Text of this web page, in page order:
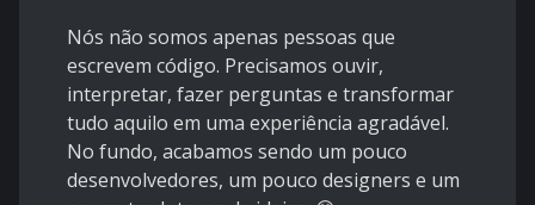
Nós não somos apenas pessoas que
escrevem código. Precisamos ouvir,
interpretar, fazer perguntas e transformar
tudo aquilo em uma experiência agradável.
No fundo, acabamos sendo um pouco
desenvolvedores, um pouco designers e um